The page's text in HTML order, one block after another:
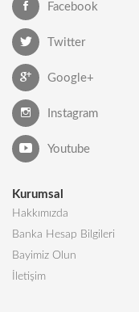
Facebook
Twitter
Google+
Instagram
Youtube
Kurumsal
Hakkımızda
Banka Hesap Bilgileri
Bayimiz Olun
İletişim